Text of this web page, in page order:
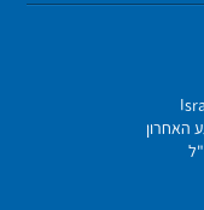
האחרון